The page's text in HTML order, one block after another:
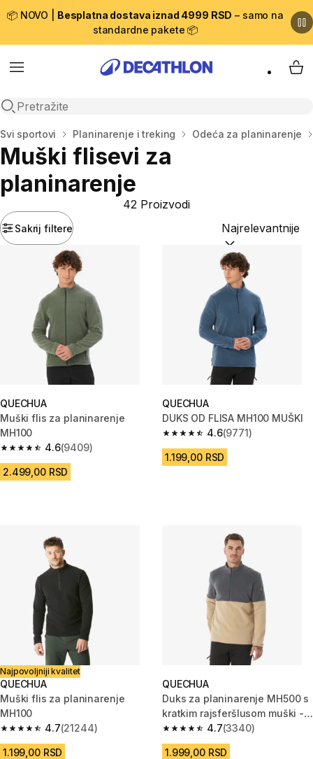
📦 NOVO | Besplatna dostava iznad 4999 RSD – samo na
standardne pakete 📦
Menu
Open search
My
Početna stranica
Svi sportovi Planinarenje i treking Odeća za planinarenje
Muški flisevi za
planinarenje
Sakrij filtere
42 Proizvodi
Sortiraj po:
QUECHUA
Muški flis za planinarenje
MH100
4.6
4.6 od 5 zvezdica from 9409 Recenzije
(9409)
2.499,00 RSD
QUECHUA
DUKS OD FLISA MH100 MUŠKI
4.6
4.6 od 5 zvezdica from 9771
(9771)
1.199,00 RSD
Najpovoljniji kvalitet
QUECHUA
Muški flis za planinarenje
MH100
4.7
4.7 od 5 zvezdica from 21244 Recenzije
(21244)
1.199,00 RSD
QUECHUA
Duks za planinarenje MH500 s
kratkim rajsferšlusom muški -
bež
4.7
4.7 od 5 zvezdica from 3340
(3340)
1.999,00 RSD